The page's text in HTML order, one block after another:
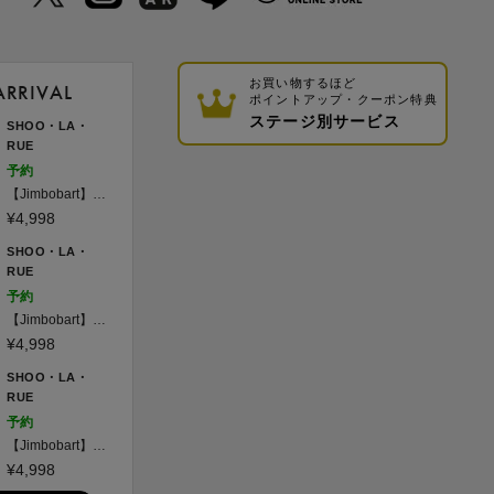
SHOO・LA・
RUE
予約
【Jimbobart】撥
水アニマル刺繍
¥4,998
SHOO・LA・
RUE
予約
【Jimbobart】撥
水アニマル刺繍
¥4,998
SHOO・LA・
RUE
予約
【Jimbobart】撥
水アニマル刺繍
¥4,998
お買い物するほど
ポイントアップ・クーポン特典
ステージ別サービス